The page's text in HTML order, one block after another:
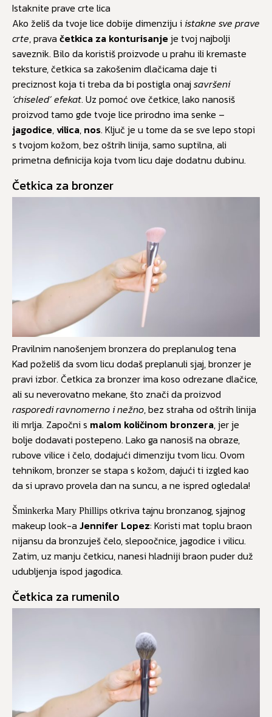
Istaknite prave crte lica
Ako želiš da tvoje lice dobije dimenziju i istakne sve prave
crte, prava četkica za konturisanjeje tvoj najbolji
saveznik. Bilo da koristiš proizvode u prahu ili kremaste
teksture, četkica sa zakošenim dlačicama daje ti
preciznost koja ti treba da bi postigla onaj savršeni
‘chiseled’ efekat. Uz pomoć ove četkice, lako nanosiš
proizvod tamo gde tvoje lice prirodno ima senke –
jagodice,vilica, nos. Ključ je u tome da se sve lepo stopi
s tvojom kožom, bez oštrih linija, samo suptilna, ali
primetna definicija koja tvom licu daje dodatnu dubinu.
Četkica za bronzer
Pravilnim nanošenjem bronzera do preplanulog tena
Kad poželiš da svom licu dodaš preplanuli sjaj, bronzer je
pravi izbor. Četkica za bronzer ima koso odrezane dlačice,
ali su neverovatno mekane, što znači da proizvod
rasporedi ravnomerno i nežno, bez straha od oštrih linija
ili mrlja. Započni s malom količinom bronzera, jer je
bolje dodavati postepeno. Lako ga nanosiš na obraze,
rubove vilice i čelo, dodajući dimenziju tvom licu. Ovom
tehnikom, bronzer se stapa s kožom, dajući ti izgled kao
da si upravo provela dan na suncu, a ne ispred ogledala!
Šminkerka Mary Phillips otkriva tajnu bronzanog, sjajnog
makeup look-a Jennifer Lopez: Koristi mat toplu braon
nijansu da bronzuješ čelo, slepoočnice, jagodice i vilicu.
Zatim, uz manju četkicu, nanesi hladniji braon puder duž
udubljenja ispod jagodica.
Četkica za rumenilo